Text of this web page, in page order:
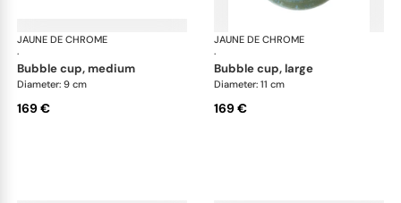
JAUNE DE CHROME
·
Nymphéa
bubble cup, medium
Diameter: 9 cm
169 €
JAUNE DE CHROME
·
bubble cup, large
Diameter: 11 cm
169 €